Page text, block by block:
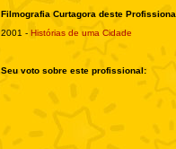
Filmografia Curtagora deste
2001 - Histórias de uma Cidade
Seu voto sobre este profissional: